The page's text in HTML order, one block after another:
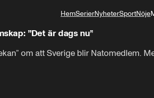
HemSerierNyheterSportNöje
”Det är dags nu”
om att Sverige blir Natomedlem.